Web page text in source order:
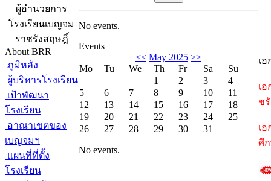
ผู้อำนวยการ
โรงเรียนเบญจม
ราชรังสฤษฎิ์
About BRR
ภูมิหลัง
ผู้บริหารโรงเรียน
เป้าพัฒนา
โรงเรียน
อาณาเขตของ
เบญจมฯ
แผนที่ที่ตั้ง
โรงเรียน
No events.
Events
<< May 2025 >>
Mo
Tu We Th Fr Sa
Su
1
2 3
4
5
6 7 8 9 10
11
12
13 14 15 16 17
18
19
20 21 22 23 24
25
26
27 28 29 30 31
No events.
เ
เ
ช
เ
ศึ